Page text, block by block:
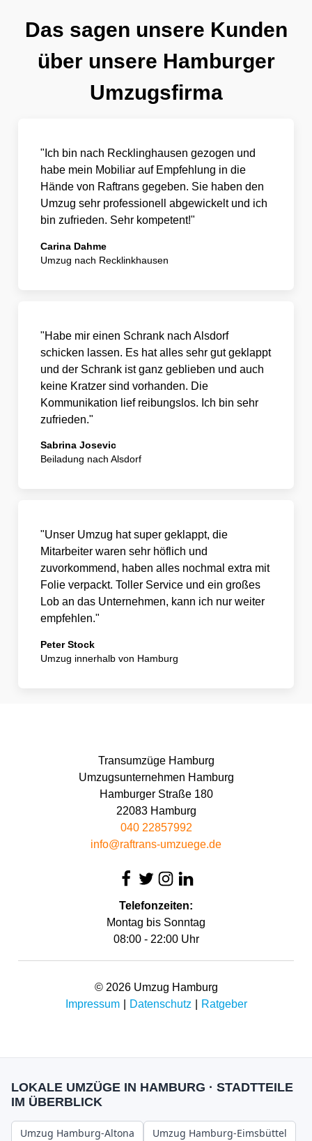
Das sagen unsere Kunden
über unsere Hamburger
Umzugsfirma
"Ich bin nach Recklinghausen gezogen und
habe mein Mobiliar auf Empfehlung in die
Hände von Raftrans gegeben. Sie haben den
Umzug sehr professionell abgewickelt und ich
bin zufrieden. Sehr kompetent!"
Carina Dahme
Umzug nach Recklinkhausen
"Habe mir einen Schrank nach Alsdorf
schicken lassen. Es hat alles sehr gut geklappt
und der Schrank ist ganz geblieben und auch
keine Kratzer sind vorhanden. Die
Kommunikation lief reibungslos. Ich bin sehr
zufrieden."
Sabrina Josevic
Beiladung nach Alsdorf
"Unser Umzug hat super geklappt, die
Mitarbeiter waren sehr höflich und
zuvorkommend, haben alles nochmal extra mit
Folie verpackt. Toller Service und ein großes
Lob an das Unternehmen, kann ich nur weiter
empfehlen."
Peter Stock
Umzug innerhalb von Hamburg
Transumzüge Hamburg
Umzugsunternehmen Hamburg
Hamburger Straße 180
22083 Hamburg
040 22857992
info@raftrans-umzuege.de
Telefonzeiten:
Montag bis Sonntag
08:00 - 22:00 Uhr
© 2026 Umzug Hamburg
Impressum
Datenschutz Ratgeber
LOKALE UMZÜGE IN HAMBURG · STADTTEILE
IM ÜBERBLICK
Umzug Hamburg-Altona Umzug Hamburg-Eimsbüttel